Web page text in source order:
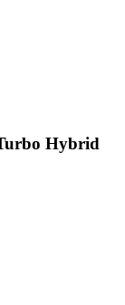
Hybrid